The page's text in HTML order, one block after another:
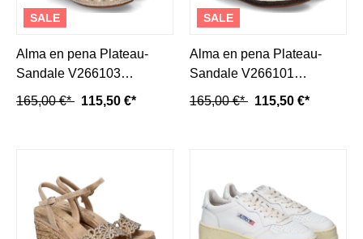
SALE
Alma en pena Plateau-
Sandale V266103
SUEDE- sand
165,00 €* 115,50 €*
SALE
Alma en pena Plateau-
Sandale V266101
SUEDE- coffee
165,00 €* 115,50 €*